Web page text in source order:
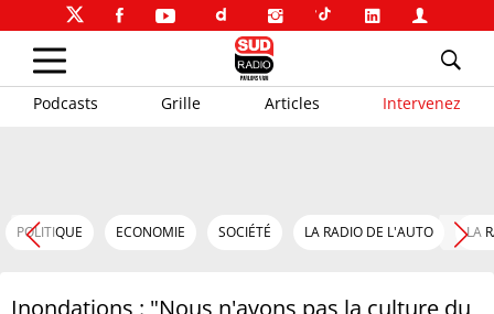
Podcasts Grille Articles Intervenez
POLITIQUE ECONOMIE SOCIÉTÉ LA RADIO DE L'AUTO LA
Inondations : "Nous n'avons pas la culture du